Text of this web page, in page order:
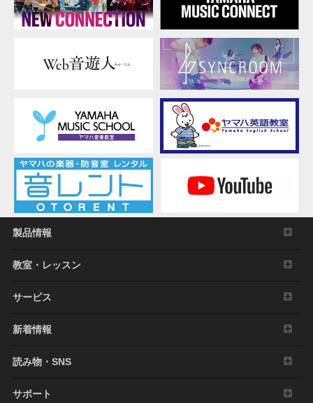
製品情報
教室・レッスン
サービス
新着情報
読み物・SNS
サポート